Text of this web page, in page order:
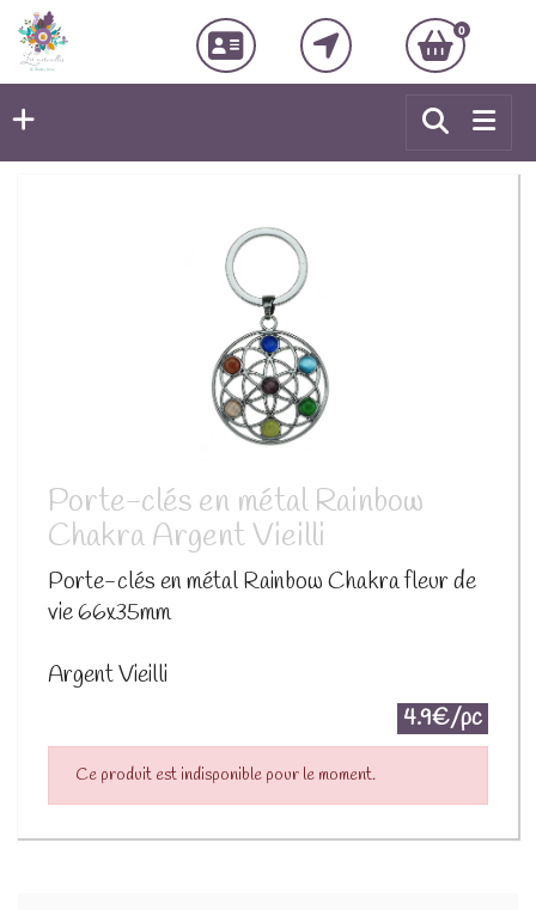
0
Porte-clés en métal Rainbow
Chakra Argent Vieilli
Porte-clés en métal Rainbow Chakra fleur de
vie 66x35mm
Argent Vieilli
4.9€/pc
Ce produit est indisponible pour le moment.